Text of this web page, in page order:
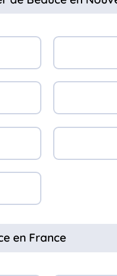
en France